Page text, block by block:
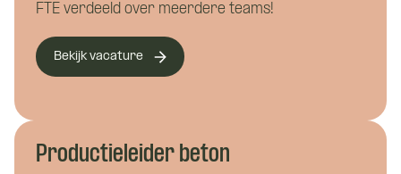
FTE verdeeld over meerdere teams!
Bekijk vacature
Productieleider beton
Wie ben je?